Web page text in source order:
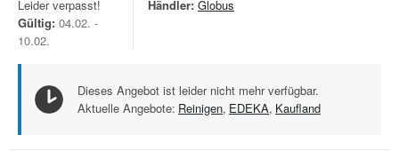
Leider verpasst!
Gültig: 04.02. -
10.02.
Händler: Globus
Dieses Angebot ist leider nicht mehr verfügbar.
Aktuelle Angebote: Reinigen, EDEKA, Kaufland